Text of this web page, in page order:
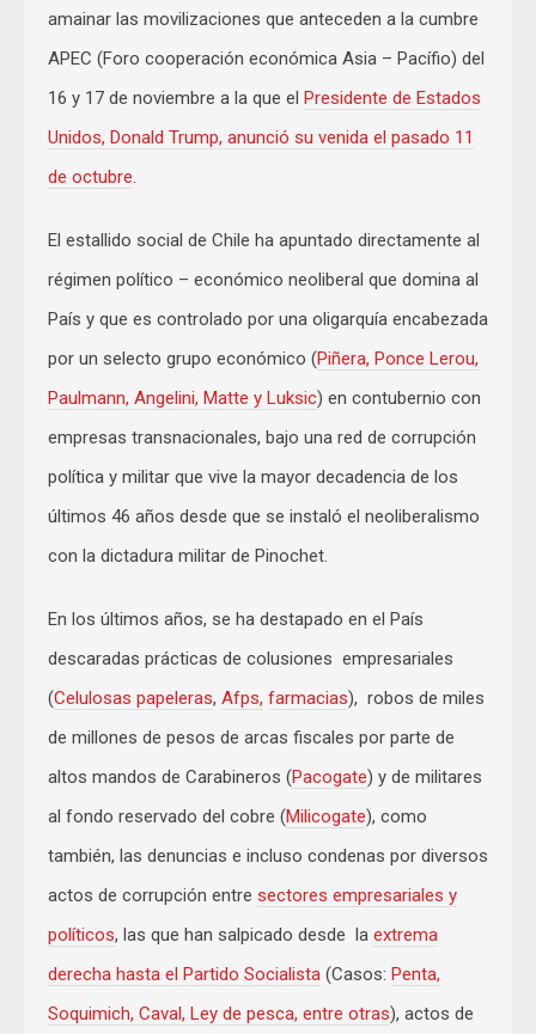
amainar las movilizaciones que anteceden a la cumbre
APEC (Foro cooperación económica Asia – Pacífio) del
16 y 17 de noviembre a la que el Presidente de Estados
Unidos, Donald Trump, anunció su venida el pasado 11
de octubre.
El estallido social de Chile ha apuntado directamente al
régimen político – económico neoliberal que domina al
País y que es controlado por una oligarquía encabezada
por un selecto grupo económico (Piñera, Ponce Lerou,
Paulmann, Angelini, Matte y Luksic) en contubernio con
empresas transnacionales, bajo una red de corrupción
política y militar que vive la mayor decadencia de los
últimos 46 años desde que se instaló el neoliberalismo
con la dictadura militar de Pinochet.
En los últimos años, se ha destapado en el País
descaradas prácticas de colusiones empresariales
(Celulosas papeleras, Afps, farmacias), robos de miles
de millones de pesos de arcas fiscales por parte de
altos mandos de Carabineros (Pacogate) y de militares
al fondo reservado del cobre (Milicogate), como
también, las denuncias e incluso condenas por diversos
actos de corrupción entre sectores empresariales y
políticos, las que han salpicado desde la extrema
derecha hasta el Partido Socialista (Casos: Penta,
Soquimich, Caval, Ley de pesca, entre otras), actos de